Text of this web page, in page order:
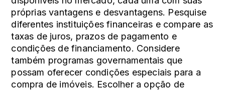
próprias vantagens e desvantagens. Pesquise
diferentes instituições financeiras e compare as
taxas de juros, prazos de pagamento e
condições de financiamento. Considere
também programas governamentais que
possam oferecer condições especiais para a
compra de imóveis. Escolher a opção de